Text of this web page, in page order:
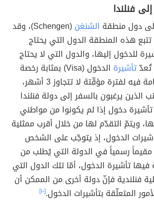
فنلندا
دول منطقة الشنغن
(Schengen)، وقد
هذه المنطقة الدول التي يحتاج
للدخول إليها، والدول التي لا يحتاج
تُعدّتأشيرة
الدخول (Visa) بمثابة رخصة
لدخول البلد والإقامة فيه لفترة مؤقّتة لا تتجاوز 3 أشهر،
الذين يرغبون بالسفر إلى دولة فنلندا
دخول إذا لم يكونوا من مواطني
ويتمّ التقدّم لها من خلال أقرب ممثلية
الدخول، إذ يتوجّب على الشخص
رسمياً في الدولة التي يُطلب من
فيها تأشيرة الدخول، أمّا تلك الدول التي
فنلندية فإنّ دولة أخرى من الممكن أن
المتعلّقة بتأشيرات الدخول.[١٠]